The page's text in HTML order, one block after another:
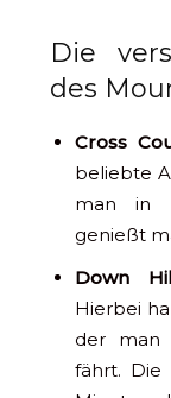
Die
des
Cross
beliebte
man in
genießt
Down
Hierbei
der man
fährt. Die